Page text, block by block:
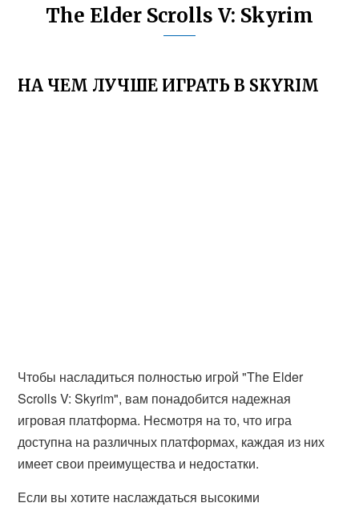
The Elder Scrolls V: Skyrim
НА ЧЕМ ЛУЧШЕ ИГРАТЬ В SKYRIM
Чтобы насладиться полностью игрой "The Elder
Scrolls V: Skyrim", вам понадобится надежная
игровая платформа. Несмотря на то, что игра
доступна на различных платформах, каждая из них
имеет свои преимущества и недостатки.
Если вы хотите наслаждаться высокими